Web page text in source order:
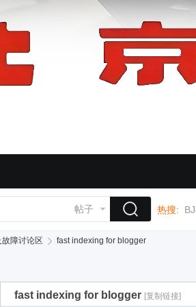
帖子 热搜:
障讨论区
›
fast indexing for blogger
fast indexing for blogger [复制链接]